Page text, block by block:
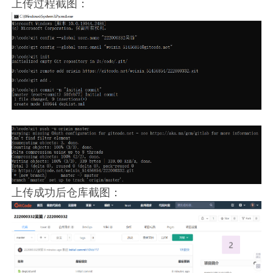
上传过程截图：
上传成功后仓库截图：